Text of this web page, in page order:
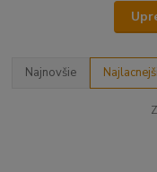
Najnovšie